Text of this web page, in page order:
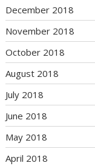
December 2018
November 2018
October 2018
August 2018
July 2018
June 2018
May 2018
April 2018